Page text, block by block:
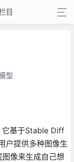
目
型
它基于Stable Diff
户提供多种图像生
像来生成自己想